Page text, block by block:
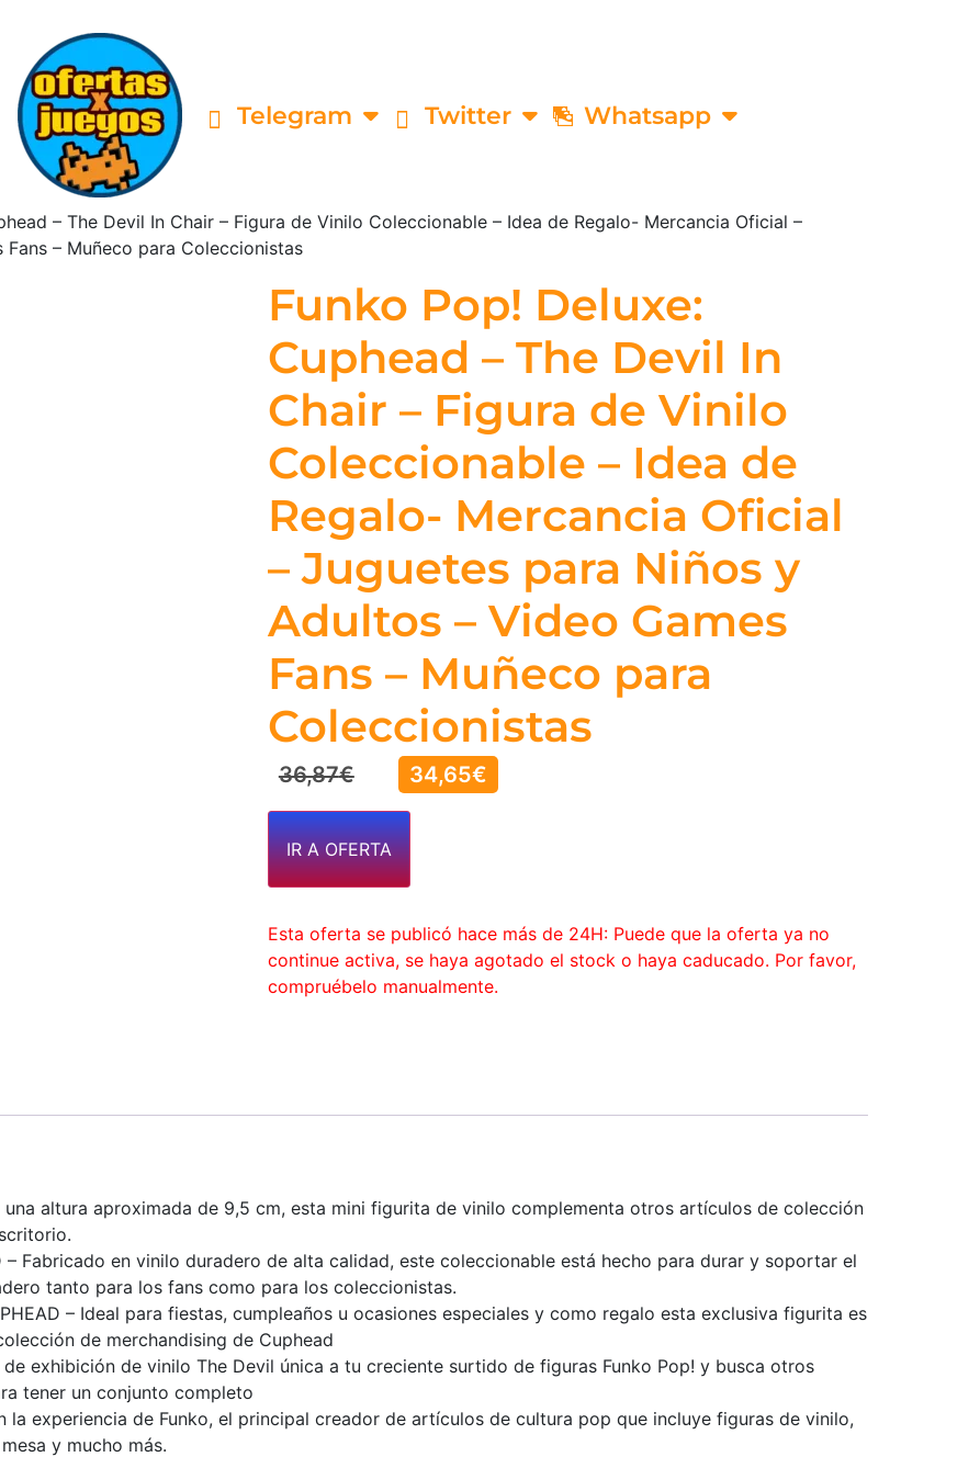
Telegram Twitter Whatsapp
– The Devil In Chair – Figura de Vinilo Coleccionable – Idea de Regalo- Mercancia Oficial –
– Muñeco para Coleccionistas
Funko Pop! Deluxe:
Cuphead – The Devil In
Chair – Figura de Vinilo
Coleccionable – Idea de
Regalo- Mercancia Oficial
– Juguetes para Niños y
Adultos – Video Games
Fans – Muñeco para
Coleccionistas
36,87€ 34,65€
IR A OFERTA
Esta oferta se publicó hace más de 24H: Puede que la oferta ya no
continue activa, se haya agotado el stock o haya caducado. Por favor,
compruébelo manualmente.
una altura aproximada de 9,5 cm, esta mini figurita de vinilo complementa otros artículos de colección
– Fabricado en vinilo duradero de alta calidad, este coleccionable está hecho para durar y soportar el
tanto para los fans como para los coleccionistas.
– Ideal para fiestas, cumpleaños u ocasiones especiales y como regalo esta exclusiva figurita es
de merchandising de Cuphead
de exhibición de vinilo The Devil única a tu creciente surtido de figuras Funko Pop! y busca otros
tener un conjunto completo
la experiencia de Funko, el principal creador de artículos de cultura pop que incluye figuras de vinilo,
y mucho más.